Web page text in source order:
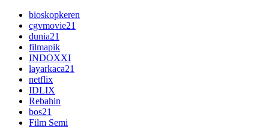
bioskopkeren
cgvmovie21
dunia21
filmapik
INDOXXI
layarkaca21
netflix
IDLIX
Rebahin
bos21
Film Semi